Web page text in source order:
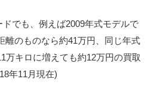
ドでも、例えば2009年式モデルで
離のものなら約41万円、同じ年式
万キロに増えても約12万円の買取
年11月現在)